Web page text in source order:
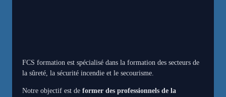
FCS formation ​est spécialisé dans la formation des secteurs de
la sûreté, la sécurité incendie et le secourisme.
Notre objectif est de former des professionnels de la